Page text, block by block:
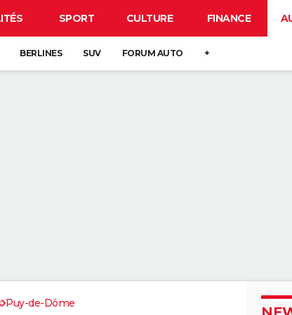
SPORT CULTURE FINANCE
BERLINES SUV FORUM AUTO +
Puy-de-Dôme